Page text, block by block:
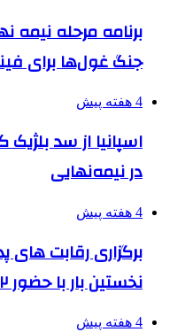
برنامه مرحله نیمه
جنگ غول‌ها برای
4 هفته پیش
اسپانیا از سد
در نیمه‌نهایی
4 هفته پیش
برگزاری رقابت
نخستین بار با حضور ۴۲ تیم
4 هفته پیش